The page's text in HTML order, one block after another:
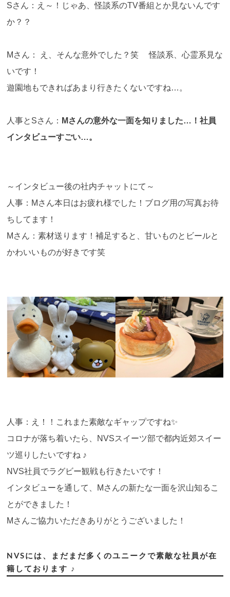
Sさん：え～！じゃあ、怪談系のTV番組とか見ないんです
か？？
Mさん： え、そんな意外でした？笑 怪談系、心霊系見な
いです！
遊園地もできればあまり行きたくないですね…。
人事とSさん： Mさんの意外な一面を知りました…！社員
インタビューすごい…。
～インタビュー後の社内チャットにて～
人事：Mさん本日はお疲れ様でした！ブログ用の写真お待
ちしてます！
Mさん：素材送ります！補足すると、甘いものとビールと
かわいいものが好きです笑
人事：え！！これまた素敵なギャップですね✨
コロナが落ち着いたら、NVSスイーツ部で都内近郊スイー
ツ巡りしたいですね ♪
NVS社員でラグビー観戦も行きたいです！
インタビューを通して、Mさんの新たな一面を沢山知るこ
とができました！
Mさんご協力いただきありがとうございました！
NVSには、まだまだ多くのユニークで素敵な社員が在
籍しております ♪